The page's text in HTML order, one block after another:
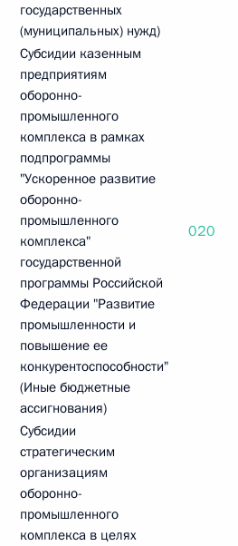
государственных
(муниципальных) нужд)
Субсидии казенным
предприятиям
оборонно-
промышленного
комплекса в рамках
подпрограммы
"Ускоренное развитие
оборонно-
промышленного
комплекса"
государственной
программы Российской
Федерации "Развитие
промышленности и
повышение ее
конкурентоспособности"
(Иные бюджетные
ассигнования)
020
Субсидии
стратегическим
организациям
оборонно-
промышленного
комплекса в целях